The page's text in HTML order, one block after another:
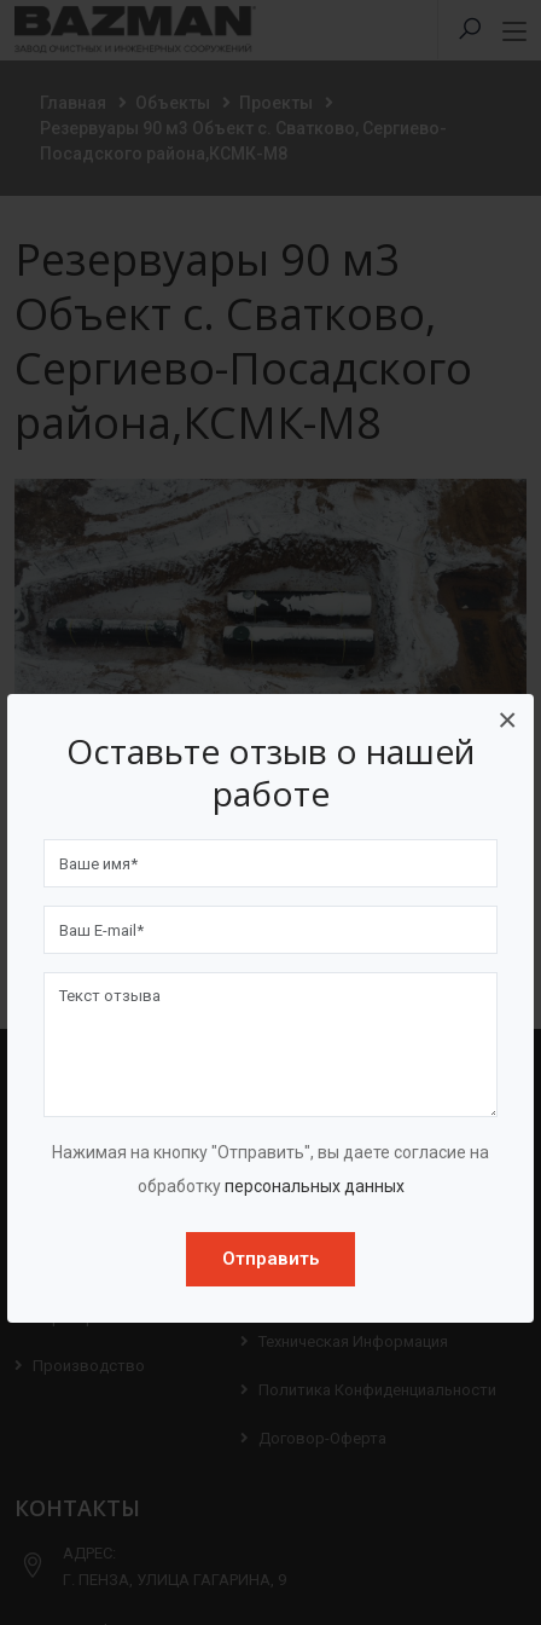
Оставьте отзыв о нашей
работе
Нажимая на кнопку "Отправить", вы даете согласие на
обработкуперсональных данных
Отправить
×
Главная Объекты
Проекты
Резервуары 90 м3 Объект с. Сватково, Сергиево-
Посадского района,КСМК-М8
Резервуары 90 м3
Объект с. Сватково,
Сергиево-Посадского
района,КСМК-М8
Производство емкостного и очистного оборудования
BAZMAN
О Компании
Производство
Оборудование
Услуги
Техническая Информация
Политика Конфиденциальности
Договор-Оферта
КОНТАКТЫ
АДРЕС:
Г. ПЕНЗА, УЛИЦА ГАГАРИНА, 9